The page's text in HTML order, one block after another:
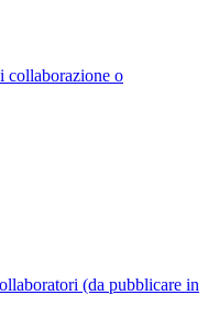
collaborazione o
(da pubblicare in